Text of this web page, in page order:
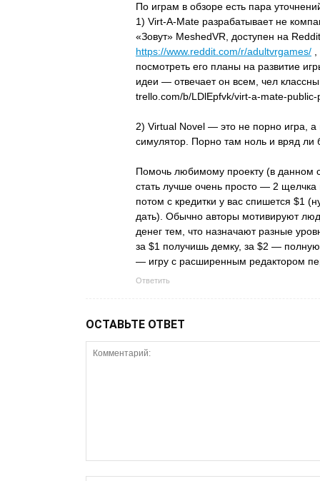
По играм в обзоре есть пара
1) Virt-A-Mate разрабатывает не
«Зовут» MeshedVR, доступен на
https://www.reddit.com/r/adultvrgames/ ,
посмотреть его планы на развитие
идеи — отвечает он всем, чел
trello.com/b/LDlEpfvk/virt-a-mate-public-
2) Virtual Novel — это не порно игра,
симулятор. Порно там ноль и вряд ли
Помочь любимому проекту (в данном
стать лучше очень просто — 2
потом с кредитки у вас спишется $1
дать). Обычно авторы мотивируют
денег тем, что назначают разные
за $1 получишь демку, за $2 —
— игру с расширенным редактором
Ответить
ОСТАВЬТЕ ОТВЕТ